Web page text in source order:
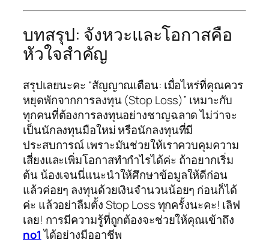
บทสรุป: จังหวะและโอกาสคือ
หัวใจสำคัญ
สรุปเลยนะคะ “สัญญาณเตือน: เมื่อไหร่ที่คุณควร
หยุดพักจากการลงทุน (Stop Loss)” เหมาะกับ
ทุกคนที่ต้องการลงทุนอย่างชาญฉลาด ไม่ว่าจะ
เป็นนักลงทุนมือใหม่ หรือนักลงทุนที่มี
ประสบการณ์ เพราะมันช่วยให้เราควบคุมความ
เสี่ยงและเพิ่มโอกาสทำกำไรได้ค่ะ ถ้าอยากเริ่ม
ต้น น้องเจนนี่แนะนำให้ศึกษาข้อมูลให้ดีก่อน
แล้วค่อยๆ ลงทุนด้วยเงินจำนวนน้อยๆ ก่อนก็ได้
ค่ะ แล้วอย่าลืมตั้ง Stop Loss ทุกครั้งนะคะ! เลิฟ
เลย! การมีความรู้ที่ถูกต้องจะช่วยให้คุณเข้าถึง
no1ได้อย่างมืออาชีพ